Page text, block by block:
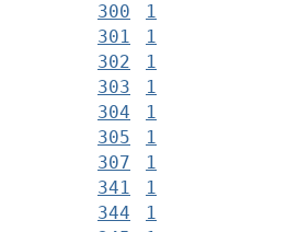
300
1
301
1
302
1
303
1
304
1
305
1
307
1
341
1
344
1